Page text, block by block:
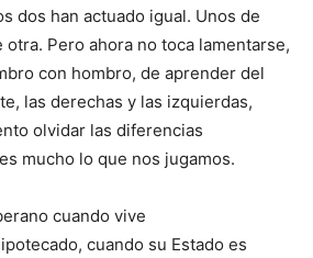
dos han actuado igual. Unos de
otra. Pero ahora no toca lamentarse,
con hombro, de aprender del
las derechas y las izquierdas,
olvidar las diferencias
mucho lo que nos jugamos.
cuando vive
cuando su Estado es